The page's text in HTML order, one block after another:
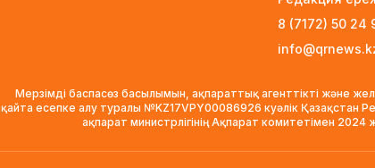
тапты
автоматты
беруді
қол қойды
8 (7172) 50 24
Мерзімді баспасөз басылымын, ақпараттық агенттікті және
қайта есепке алу туралы №KZ17VPY00086926 куәлік Қазақстан
ақпарат министрлігінің Ақпарат комитетімен